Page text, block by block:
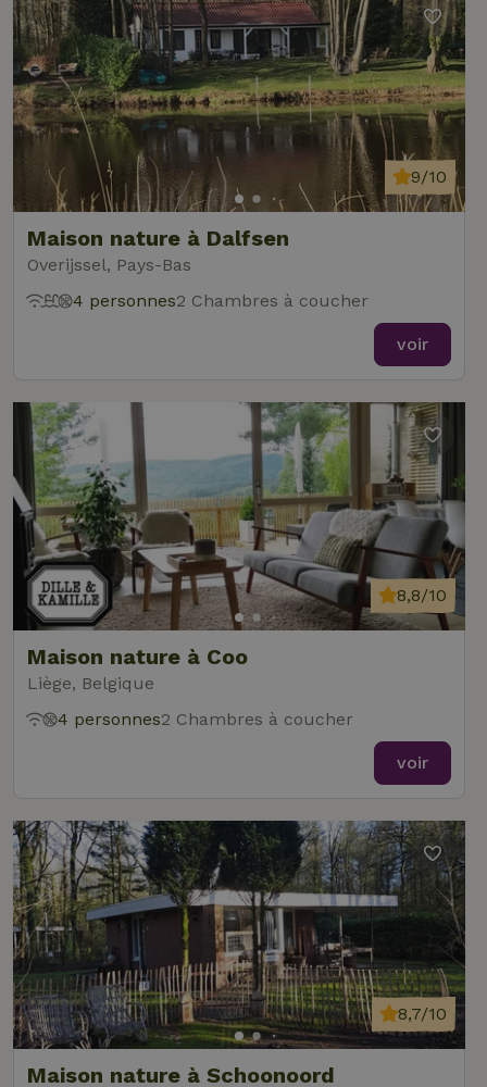
Maison nature à Dalfsen
Overijssel, Pays-Bas
9/10
4 personnes2 Chambres à coucher
voir
Maison nature à Coo
Liège, Belgique
8,8/10
4 personnes2 Chambres à coucher
voir
Maison nature à Schoonoord
8,7/10